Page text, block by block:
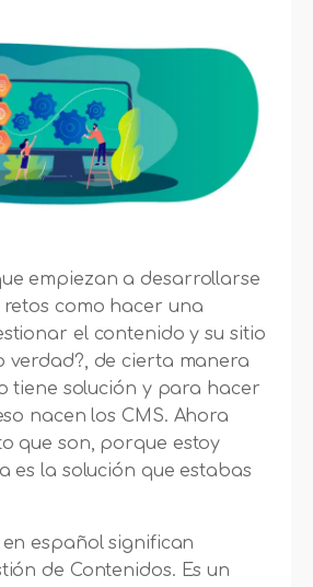
empiezan a desarrollarse
como hacer una
el contenido y su sitio
verdad?, de cierta manera
tiene solución y para hacer
nacen los CMS. Ahora
que son, porque estoy
es la solución que estabas
en español significan
de Contenidos. Es un